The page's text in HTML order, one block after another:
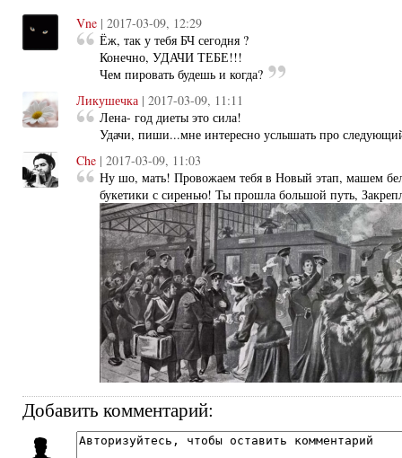
Vne | 2017-03-09, 12:29
Ёж, так у тебя БЧ сегодня ?
Конечно, УДАЧИ ТЕБЕ!!!
Чем пировать будешь и когда?
Ликушечка | 2017-03-09, 11:11
Лена- год диеты это сила!
Удачи, пиши...мне интересно услышать про
Che | 2017-03-09, 11:03
Ну шо, мать! Провожаем тебя в Новый этап, машем
букетики с сиренью! Ты прошла большой путь,
Добавить комментарий: